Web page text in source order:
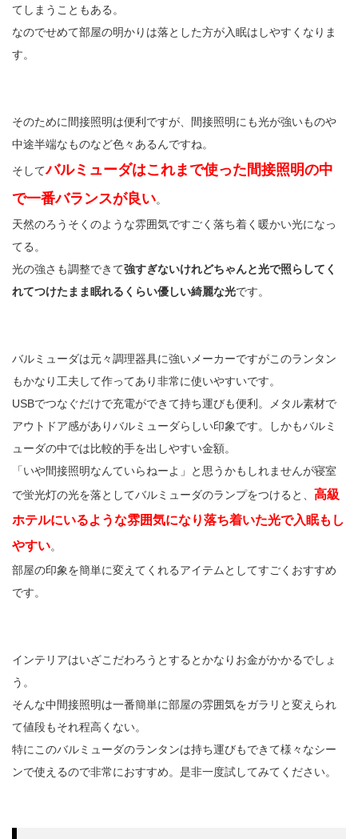
てしまうこともある。
なのでせめて部屋の明かりは落とした方が入眠はしやすくなりま
す。
そのために間接照明は便利ですが、間接照明にも光が強いものや
中途半端なものなど色々あるんですね。
そしてバルミューダはこれまで使った間接照明の中
で一番バランスが良い。
天然のろうそくのような雰囲気ですごく落ち着く暖かい光になっ
てる。
光の強さも調整できて強すぎないけれどちゃんと光で照らしてく
れてつけたまま眠れるくらい優しい綺麗な光です。
バルミューダは元々調理器具に強いメーカーですがこのランタン
もかなり工夫して作ってあり非常に使いやすいです。
USBでつなぐだけで充電ができて持ち運びも便利。メタル素材で
アウトドア感がありバルミューダらしい印象です。しかもバルミ
ューダの中では比較的手を出しやすい金額。
「いや間接照明なんていらねーよ」と思うかもしれませんが寝室
で蛍光灯の光を落としてバルミューダのランプをつけると、 高級
ホテルにいるような雰囲気になり落ち着いた光で入眠もし
やすい。
部屋の印象を簡単に変えてくれるアイテムとしてすごくおすすめ
です。
インテリアはいざこだわろうとするとかなりお金がかかるでしょ
う。
そんな中間接照明は一番簡単に部屋の雰囲気をガラリと変えられ
て値段もそれ程高くない。
特にこのバルミューダのランタンは持ち運びもできて様々なシー
ンで使えるので非常におすすめ。是非一度試してみてください。